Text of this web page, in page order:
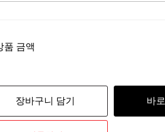
품 금액
장바구니 담기 바